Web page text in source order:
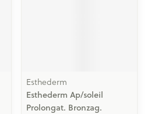
Esthederm
Esthederm Ap/soleil
Prolongat. Bronzag.